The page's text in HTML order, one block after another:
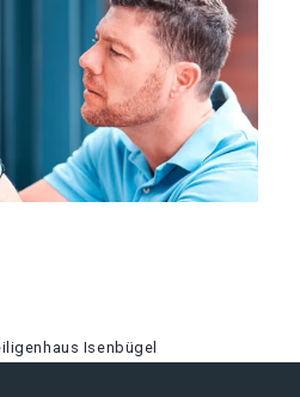
Isenbügel